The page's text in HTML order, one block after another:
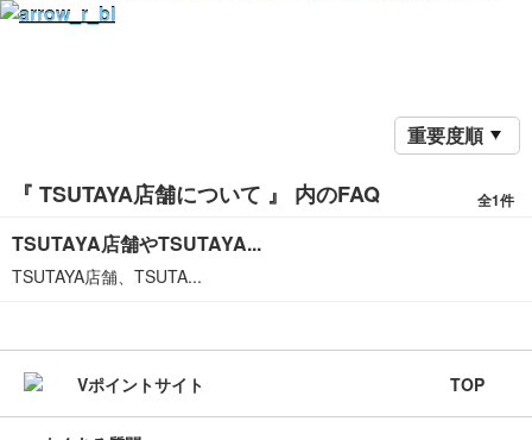
重要度順
『 TSUTAYA店舗について 』 内のFAQ 全1件
TSUTAYA店舗やTSUTAYA...
TSUTAYA店舗、TSUTA...
TOP